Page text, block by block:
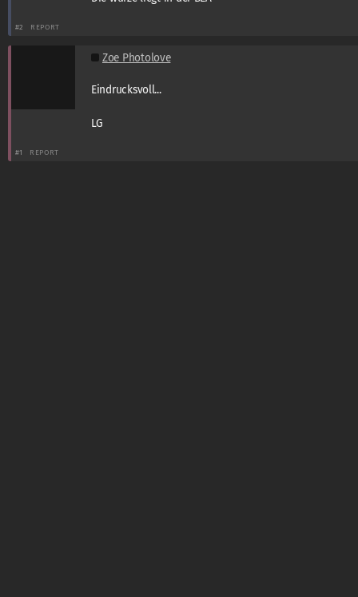
#2 REPORT
Zoe Photolove
Eindrucksvoll...
LG
#1 REPORT